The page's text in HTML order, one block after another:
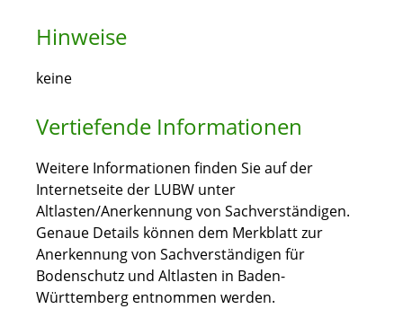
Hinweise
keine
Vertiefende Informationen
Weitere Informationen finden Sie auf der
Internetseite der LUBW unter
Altlasten/Anerkennung von Sachverständigen.
Genaue Details können dem Merkblatt zur
Anerkennung von Sachverständigen für
Bodenschutz und Altlasten in Baden-
Württemberg entnommen werden.